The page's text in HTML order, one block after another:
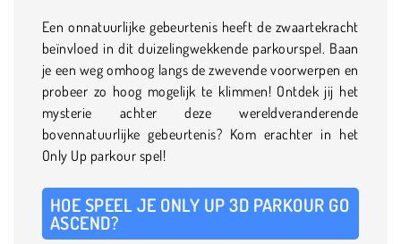
Een onnatuurlijke gebeurtenis heeft de zwaartekracht
beïnvloed in dit duizelingwekkende parkourspel. Baan
je een weg omhoog langs de zwevende voorwerpen en
probeer zo hoog mogelijk te klimmen! Ontdek jij het
mysterie achter deze wereldveranderende
bovennatuurlijke gebeurtenis? Kom erachter in het
Only Up parkour spel!
HOE SPEEL JE ONLY UP 3D PARKOUR GO
ASCEND?